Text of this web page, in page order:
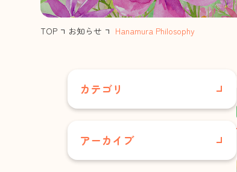
TOP お知らせ Hanamura Philosophy
カテゴリ
さくらこども園
アーカイブ